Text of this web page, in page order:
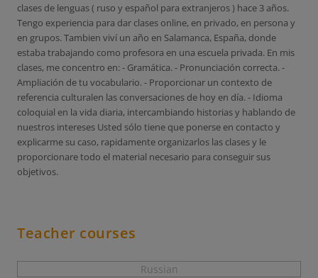
clases de lenguas ( ruso y español para extranjeros ) hace 3 años.
Tengo experiencia para dar clases online, en privado, en persona y
en grupos. Tambien viví un año en Salamanca, España, donde
estaba trabajando como profesora en una escuela privada. En mis
clases, me concentro en: - Gramática. - Pronunciación correcta. -
Ampliación de tu vocabulario. - Proporcionar un contexto de
referencia culturalen las conversaciones de hoy en día. - Idioma
coloquial en la vida diaria, intercambiando historias y hablando de
nuestros intereses Usted sólo tiene que ponerse en contacto y
explicarme su caso, rapidamente organizarlos las clases y le
proporcionare todo el material necesario para conseguir sus
objetivos.
Teacher courses
Russian